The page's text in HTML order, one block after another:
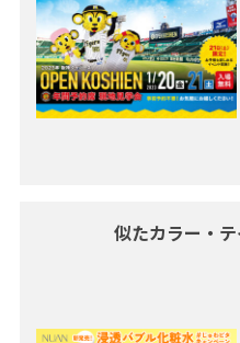
似たカラー・